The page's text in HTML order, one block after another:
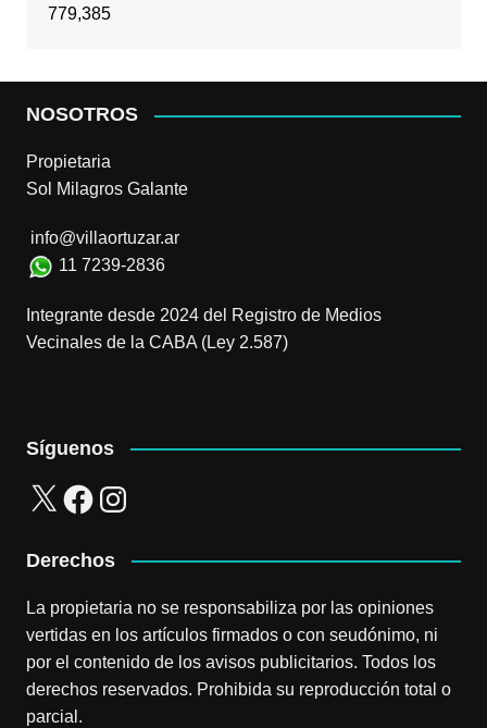
779,385
NOSOTROS
Propietaria
Sol Milagros Galante
info@villaortuzar.ar
11 7239-2836
Integrante desde 2024 del Registro de Medios
Vecinales de la CABA (Ley 2.587)
Síguenos
X FacebookInstagram
Derechos
La propietaria no se responsabiliza por las opiniones
vertidas en los artículos firmados o con seudónimo, ni
por el contenido de los avisos publicitarios. Todos los
derechos reservados. Prohibida su reproducción total o
parcial.